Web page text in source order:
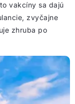
vakcíny sa dajú
zvyčajne
zhruba po